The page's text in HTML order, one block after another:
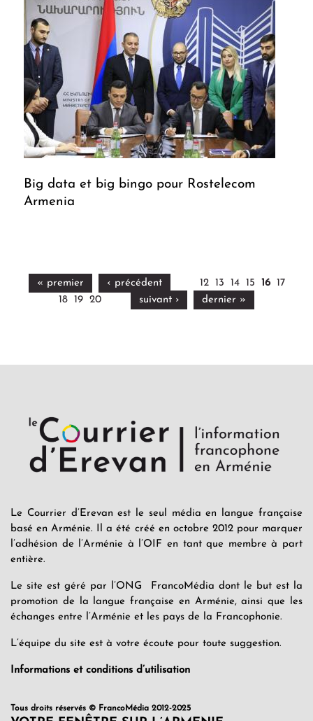
Big data et big bingo pour Rostelecom
Armenia
« premier ‹ précédent 12 13 14 15 16
17
18
19 20 suivant › dernier »
Le Courrier d’Erevan est le seul média en langue française
basé en Arménie. Il a été créé en octobre 2012 pour marquer
l’adhésion de l’Arménie à l’OIF en tant que membre à part
entière.
Le site est géré par l’ONG FrancoMédia dont le but est la
promotion de la langue française en Arménie, ainsi que les
échanges entre l’Arménie et les pays de la Francophonie.
L’équipe du site est à votre écoute pour toute suggestion.
Informations et conditions d’utilisation
Tous droits réservés © FrancoMédia 2012-2025